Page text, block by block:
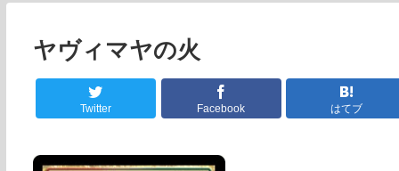
ヤヴィマヤの火
Twitter Facebook はてブ